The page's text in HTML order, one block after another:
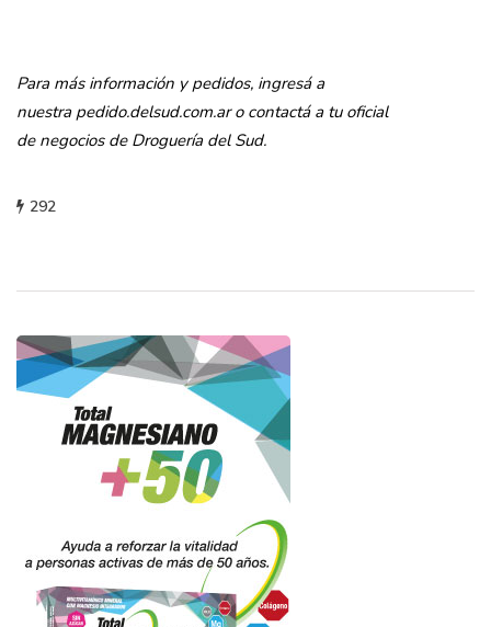
Para más información y pedidos, ingresá a
nuestra pedido.delsud.com.ar o contactá a tu oficial
de negocios de Droguería del Sud.
292